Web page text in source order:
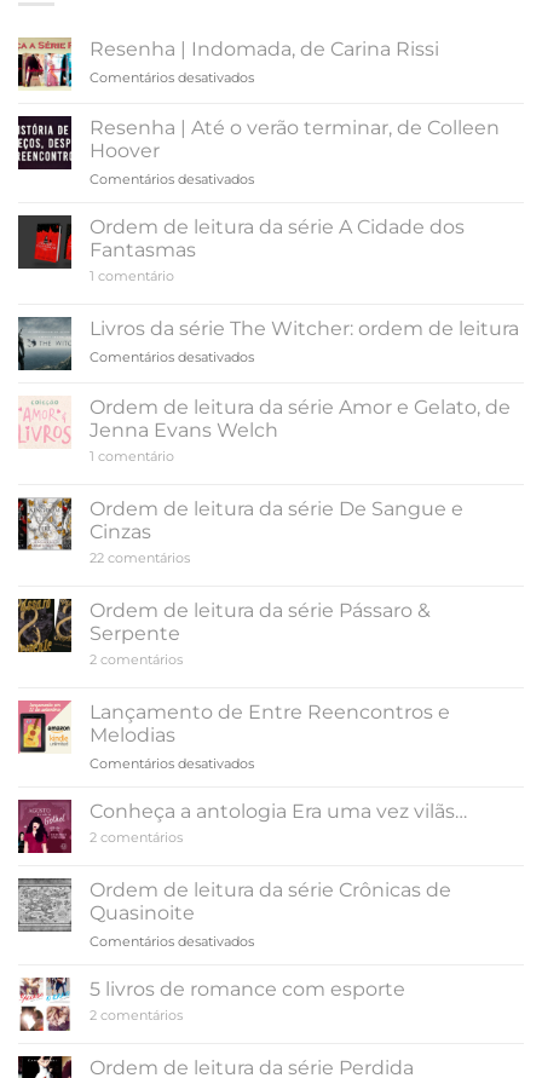
Resenha | Indomada, de Carina Rissi
Comentários desativadosem
Indomada,
Carina
Resenha | Até o verão terminar, de Colleen
Hoover
Comentários desativadosem
de
Hoover
Ordem de leitura da série A Cidade dos
Fantasmas
1 comentárioem
leitura
da
série
dos
Fantasmas
Livros da série The Witcher: ordem de leitura
Comentários desativadosem
série
The
de
leitura
Ordem de leitura da série Amor e Gelato, de
Jenna Evans Welch
1 comentárioem
leitura
da
Amor
e
Jenna
Evans
Welch
Ordem de leitura da série De Sangue e
Cinzas
22 comentáriosem
leitura
da
Ordem de leitura da série Pássaro &
Serpente
2 comentáriosem
leitura
da
&
Lançamento de Entre Reencontros e
Melodias
Comentários desativadosem
de
Entre
Melodias
Conheça a antologia Era uma vez vilãs…
2 comentáriosem
antologia
Era
uma
vilãs…
Ordem de leitura da série Crônicas de
Quasinoite
Comentários desativadosem
de
Crônicas
5 livros de romance com esporte
2 comentáriosem
de
Ordem de leitura da série Perdida